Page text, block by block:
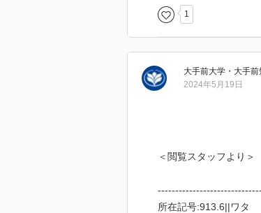
1
大手前大学・大手
2024年5月19日
＜閲覧スタッフより＞
所在記号:913.6||ワタ